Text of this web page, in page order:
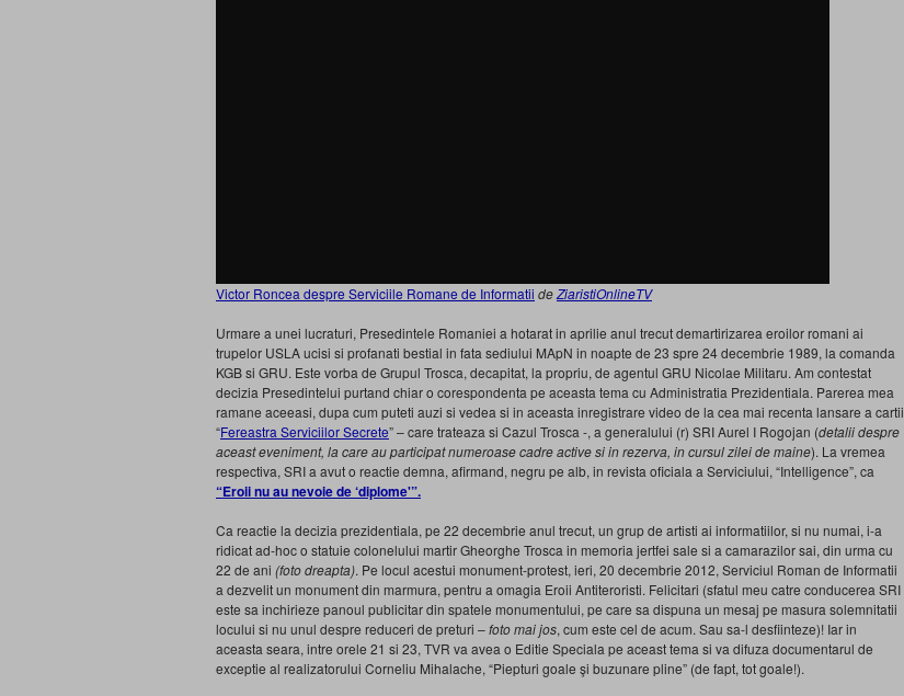
Victor Roncea despre Serviciile Romane de Informatii deZiaristiOnlineTV
Urmare a unei lucraturi, Presedintele Romaniei a hotarat in aprilie anul trecut demartirizarea eroilor romani ai
trupelor USLA ucisi si profanati bestial in fata sediului MApN in noapte de 23 spre 24 decembrie 1989, la comanda
KGB si GRU. Este vorba de Grupul Trosca, decapitat, la propriu, de agentul GRU Nicolae Militaru. Am contestat
decizia Presedintelui purtand chiar o corespondenta pe aceasta tema cu Administratia Prezidentiala. Parerea mea
ramane aceeasi, dupa cum puteti auzi si vedea si in aceasta inregistrare video de la cea mai recenta lansare a cartii
“Fereastra Serviciilor Secrete” – care trateaza si Cazul Trosca -, a generalului (r) SRI Aurel I Rogojan (detalii despre
aceast eveniment, la care au participat numeroase cadre active si in rezerva, in cursul zilei de maine). La vremea
respectiva, SRI a avut o reactie demna, afirmand, negru pe alb, in revista oficiala a Serviciului, “Intelligence”, ca
“Eroii nu au nevoie de ‘diplome'”.
Ca reactie la decizia prezidentiala, pe 22 decembrie anul trecut, un grup de artisti ai informatiilor, si nu numai, i-a
ridicat ad-hoc o statuie colonelului martir Gheorghe Trosca in memoria jertfei sale si a camarazilor sai, din urma cu
22 de ani (foto dreapta). Pe locul acestui monument-protest, ieri, 20 decembrie 2012, Serviciul Roman de Informatii
a dezvelit un monument din marmura, pentru a omagia Eroii Antiteroristi. Felicitari (sfatul meu catre conducerea SRI
este sa inchirieze panoul publicitar din spatele monumentului, pe care sa dispuna un mesaj pe masura solemnitatii
locului si nu unul despre reduceri de preturi –foto mai jos, cum este cel de acum. Sau sa-l desfiinteze)! Iar in
aceasta seara, intre orele 21 si 23, TVR va avea o Editie Speciala pe aceast tema si va difuza documentarul de
exceptie al realizatorului Corneliu Mihalache, “Piepturi goale şi buzunare pline” (de fapt, tot goale!).